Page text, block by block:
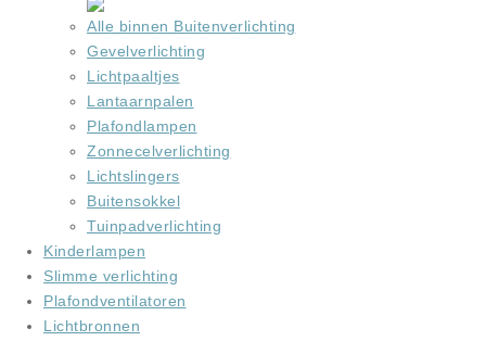
Alle binnen Buitenverlichting
Gevelverlichting
Lichtpaaltjes
Lantaarnpalen
Plafondlampen
Zonnecelverlichting
Lichtslingers
Buitensokkel
Tuinpadverlichting
Kinderlampen
Slimme verlichting
Plafondventilatoren
Lichtbronnen